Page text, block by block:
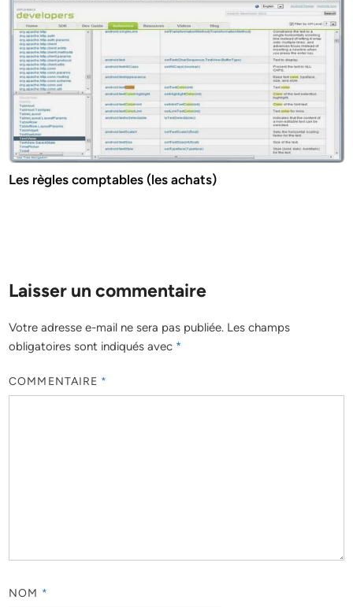
Les règles comptables (les achats)
Laisser un commentaire
Votre adresse e-mail ne sera pas publiée. Les champs
obligatoires sont indiqués avec *
COMMENTAIRE *
NOM *